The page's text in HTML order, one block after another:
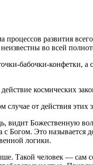
развития
во всей
бабочки-конфетки,
космических
от действия этих
видит Божественную
Богом. Это
логики.
Такой человек —